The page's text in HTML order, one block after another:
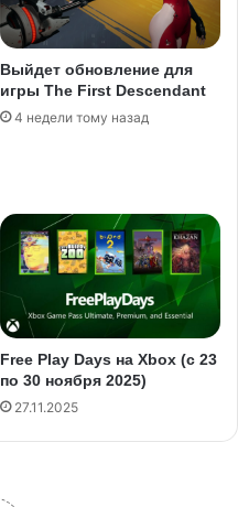
Выйдет обновление для
игры The First Descendant
4 недели тому назад
Free Play Days на Xbox (с 23
по 30 ноября 2025)
27.11.2025